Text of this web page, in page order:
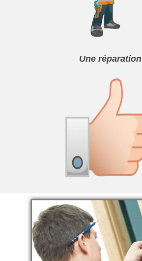
Une réparation